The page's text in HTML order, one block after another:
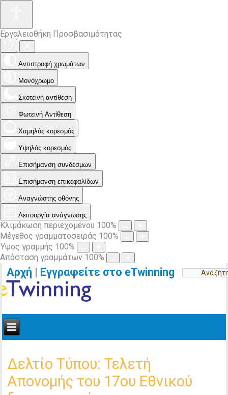
Εργαλειοθήκη Προσβασιμότητας
Αντιστροφή χρωμάτων
Μονόχρωμο
Σκοτεινή αντίθεση
Φωτεινή Αντίθεση
Χαμηλός κορεσμός
Υψηλός κορεσμός
Επισήμανση συνδέσμων
Επισήμανση επικεφαλίδων
Αναγνώστης οθόνης
Λειτουργία ανάγνωσης
Κλιμάκωση περιεχομένου 100%
Μέγεθος γραμματοσειράς 100%
Ύψος γραμμής 100%
Απόσταση γραμμάτων 100%
Αρχή | Εγγραφείτε στο eTwinning
Δελτίο Τύπου: Τελετή
Απονομής του 17ου Εθνικού